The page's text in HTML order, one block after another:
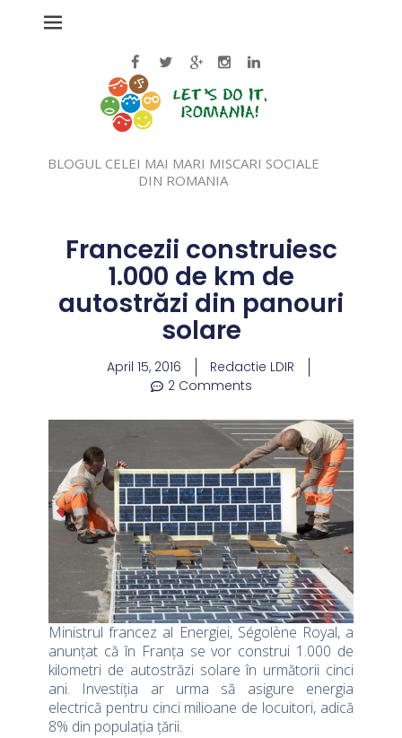
BLOGUL CELEI MAI MARI MISCARI SOCIALE
DIN ROMANIA
Francezii construiesc
1.000 de km de
autostrăzi din panouri
solare
April 15, 2016
Redactie LDIR
2 Comments
Ministrul francez al Energiei, Ségolène Royal, a
anunțat că în Franța se vor construi 1.000 de
kilometri de autostrăzi solare în următorii cinci
ani. Investiția ar urma să asigure energia
electrică pentru cinci milioane de locuitori, adică
8% din populația țării.